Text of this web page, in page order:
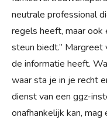
neutrale professional
regels heeft, maar ook
steun biedt.”
de informatie heeft.
waar sta je in je recht
dienst van een ggz-
onafhankelijk kan,